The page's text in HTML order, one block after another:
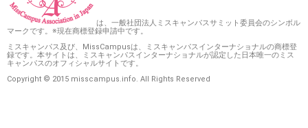
は、一般社団法人ミスキャンパスサミット委員会のシンボル
マークです。※現在商標登録申請中です。
ミスキャンパス及び、MissCampusは、ミスキャンパスインターナショナルの商標登
録です。本サイトは、ミスキャンパスインターナショナルが認定した日本唯一のミス
キャンパスのオフィシャルサイトです。
Copyright © 2015 misscampus.info. All Rights Reserved